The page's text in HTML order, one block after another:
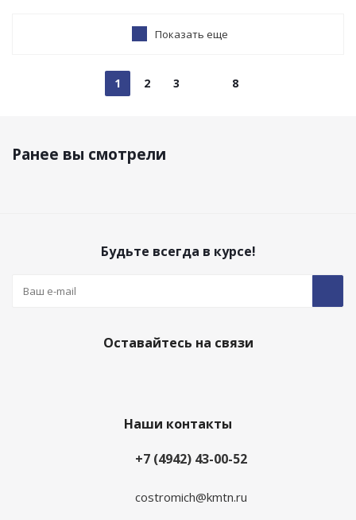
Показать еще
1 2 3 8
Ранее вы смотрели
Будьте всегда в курсе!
Оставайтесь на связи
Наши контакты
+7 (4942) 43-00-52
costromich@kmtn.ru